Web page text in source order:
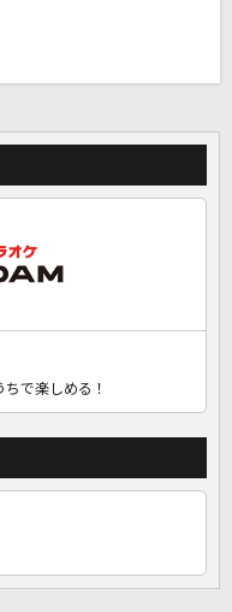
もう！
題！
習にも！
で楽しめる！